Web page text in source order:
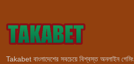
Takabet বাংলাদেশের সবচেয়ে বিশ্বস্ত অনলাইন গেমিং